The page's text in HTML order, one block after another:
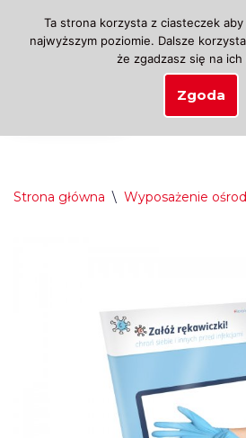
Przejdź
Strona główna \ Wyposażenie
Ta strona korzysta z ciasteczek aby
najwyższym poziomie. Dalsze
że zgadzasz się na ich
Zgoda